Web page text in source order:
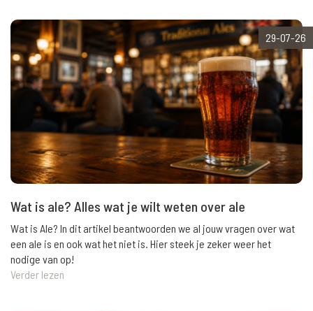
29-07-26
Wat is ale? Alles wat je wilt weten over ale
Wat is Ale? In dit artikel beantwoorden we al jouw vragen over wat
een ale is en ook wat het niet is. Hier steek je zeker weer het
nodige van op!
Verder lezen